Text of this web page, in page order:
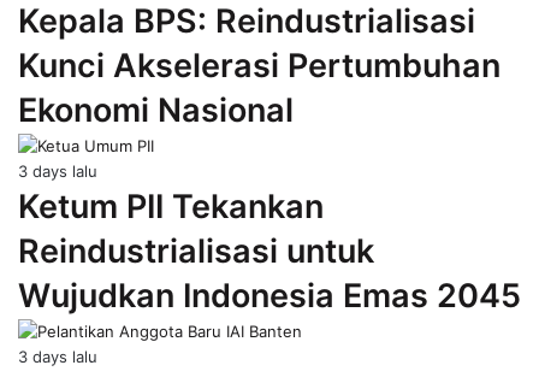
Kepala BPS: Reindustrialisasi
Kunci Akselerasi Pertumbuhan
Ekonomi Nasional
3 days lalu
Ketum PII Tekankan
Reindustrialisasi untuk
Wujudkan Indonesia Emas 2045
3 days lalu